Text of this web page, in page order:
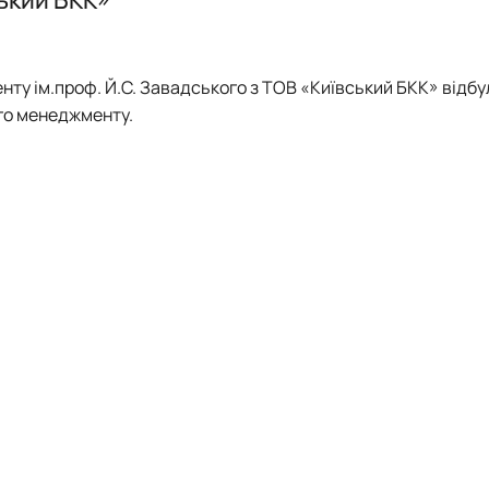
ім.проф. Й.С. Завадського з ТОВ «Київський БКК»
менеджменту.